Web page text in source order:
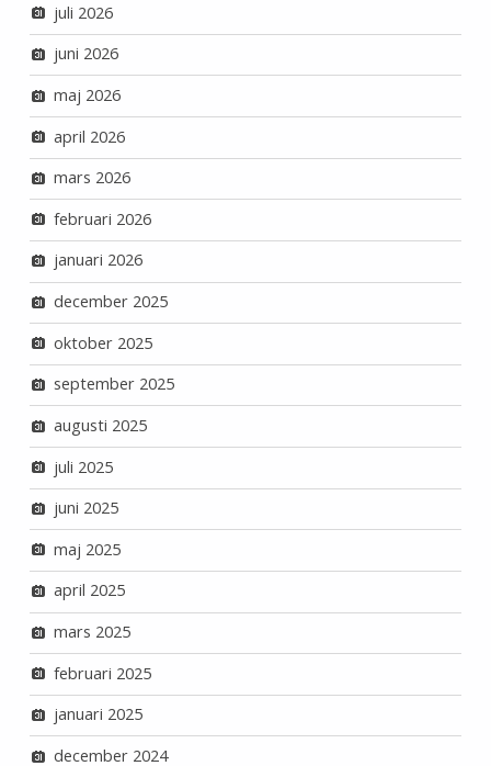
juli 2026
juni 2026
maj 2026
april 2026
mars 2026
februari 2026
januari 2026
december 2025
oktober 2025
september 2025
augusti 2025
juli 2025
juni 2025
maj 2025
april 2025
mars 2025
februari 2025
januari 2025
december 2024